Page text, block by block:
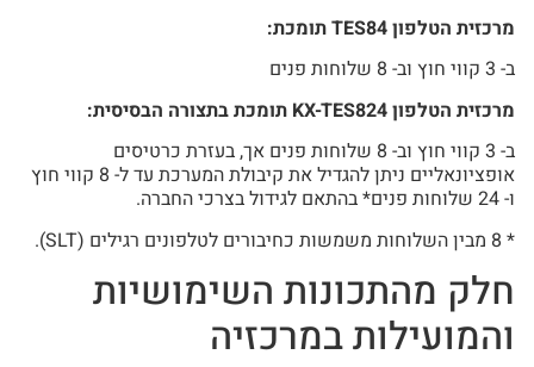
מרכזית הטלפון TES84 תומכת:
ב- 3 קווי חוץ וב- 8 שלוחות פנים
מרכזית הטלפון KX-TES824 תומכת בתצורה הבסיסית:
ב- 3 קווי חוץ וב- 8 שלוחות פנים אך, בעזרת כרטיסים
אופציונאליים ניתן להגדיל את קיבולת המערכת עד ל- 8 קווי חוץ
ו- 24 שלוחות פנים* בהתאם לגידול בצרכי החברה.
* 8 מבין השלוחות משמשות כחיבורים לטלפונים רגילים (SLT).
חלק מהתכונות השימושיות
והמועילות במרכזיה